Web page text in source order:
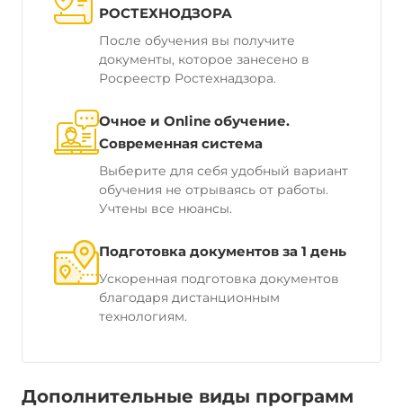
РОСТЕХНОДЗОРА
После обучения вы получите
документы, которое занесено в
Росреестр Ростехнадзора.
Очное и Online обучение.
Современная система
Выберите для себя удобный вариант
обучения не отрываясь от работы.
Учтены все нюансы.
Подготовка документов за 1 день
Ускоренная подготовка документов
благодаря дистанционным
технологиям.
Дополнительные виды программ